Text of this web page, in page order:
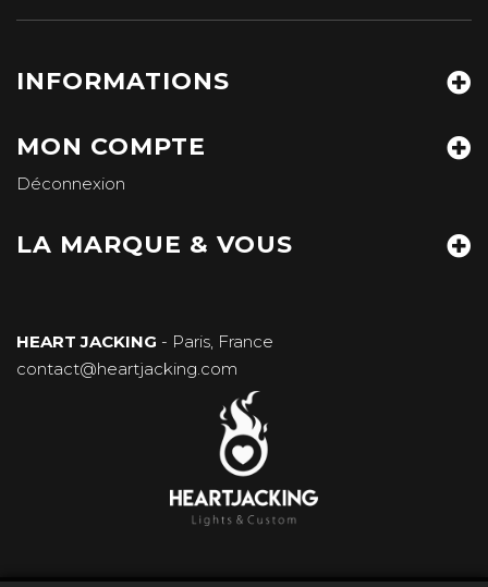
INFORMATIONS
MON COMPTE
Déconnexion
LA MARQUE & VOUS
HEART JACKING - Paris, France
contact@heartjacking.com